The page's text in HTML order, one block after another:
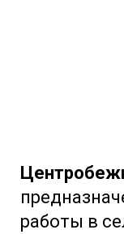
работы в